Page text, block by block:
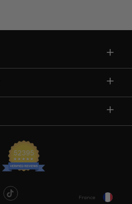
France